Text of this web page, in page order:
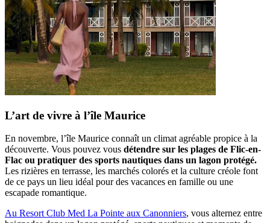
L’art de vivre à l’île Maurice
En novembre, l’île Maurice connaît un climat agréable propice à la
découverte. Vous pouvez vous détendre sur les plages de Flic-en-
Flac ou pratiquer des sports nautiques dans un lagon protégé.
Les rizières en terrasse, les marchés colorés et la culture créole font
de ce pays un lieu idéal pour des vacances en famille ou une
escapade romantique.
Au Resort Club Med La Pointe aux Canonniers, vous alternez entre